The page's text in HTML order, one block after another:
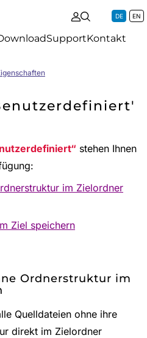
SupportKontakt
DE EN
stehen Ihnen
im Zielordner
Ziel speichern
Ordnerstruktur im
Quelldateien ohne ihre
direkt im Zielordner